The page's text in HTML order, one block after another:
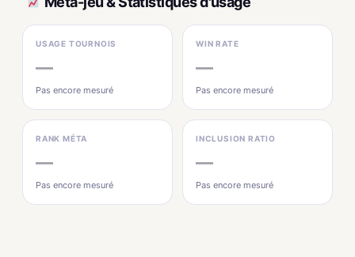
USAGE TOURNOIS
—
Pas encore mesuré
WIN RATE
—
Pas encore mesuré
RANK MÉTA
—
Pas encore mesuré
INCLUSION RATIO
—
Pas encore mesuré